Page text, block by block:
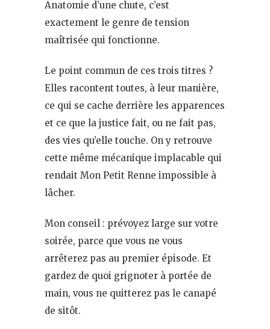
Anatomie d’une chute, c’est
exactement le genre de tension
maîtrisée qui fonctionne.
Le point commun de ces trois titres ?
Elles racontent toutes, à leur manière,
ce qui se cache derrière les apparences
et ce que la justice fait, ou ne fait pas,
des vies qu’elle touche. On y retrouve
cette même mécanique implacable qui
rendait Mon Petit Renne impossible à
lâcher.
Mon conseil : prévoyez large sur votre
soirée, parce que vous ne vous
arrêterez pas au premier épisode. Et
gardez de quoi grignoter à portée de
main, vous ne quitterez pas le canapé
de sitôt.